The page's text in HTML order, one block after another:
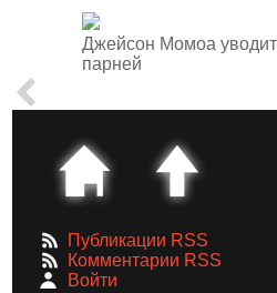
Джейсон Момоа
парней
Публикации RSS
Комментарии RSS
Войти